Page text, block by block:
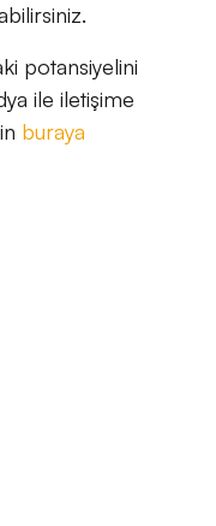
potansiyelini
ile iletişime
buraya